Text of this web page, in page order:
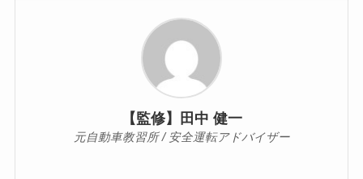
【監修】田中 健一
元自動車教習所 / 安全運転アドバイザー